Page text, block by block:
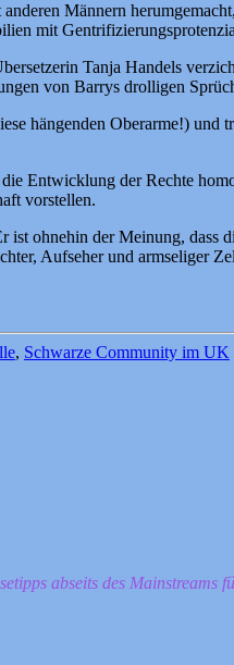
Männern
mit
Tanja Handels
von Barrys drolligen
hängenden Oberarme!)
Entwicklung der Rechte
vorstellen.
ist ohnehin der Meinung,
Aufseher und armseliger
, Schwarze Community im UK
abseits des